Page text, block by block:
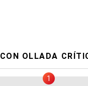
CON OLLADA